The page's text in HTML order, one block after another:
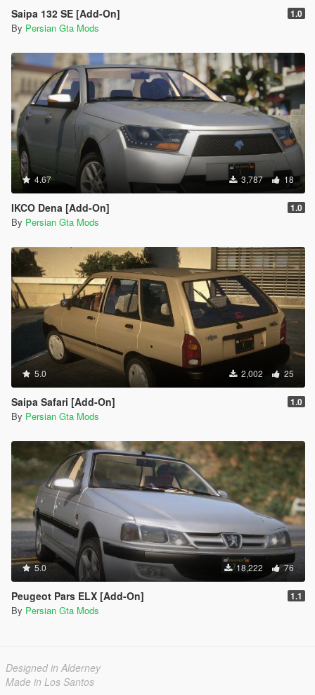
Saipa 132 SE [Add-On] 1.0
By Persian Gta Mods
4.67 3,787 18
IKCO Dena [Add-On] 1.0
By Persian Gta Mods
5.0 2,002 25
Saipa Safari [Add-On] 1.0
By Persian Gta Mods
5.0 18,222 76
Peugeot Pars ELX [Add-On] 1.1
By Persian Gta Mods
Designed in Alderney
Made in Los Santos